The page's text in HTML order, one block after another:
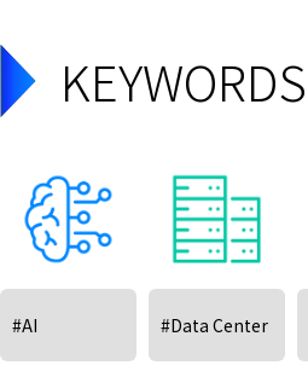
KEYWORDS
#AI #Data Center